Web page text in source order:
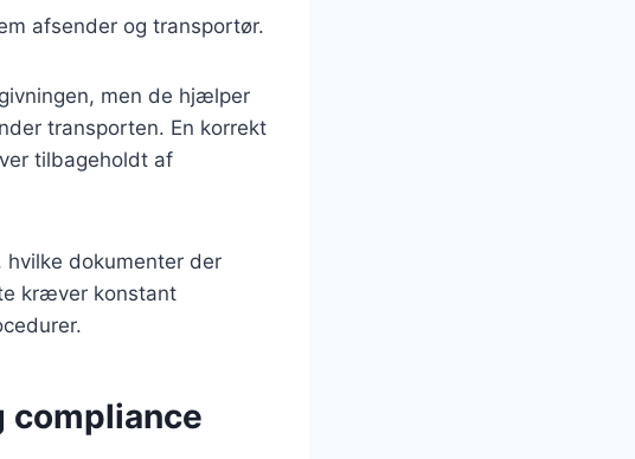
afsender og transportør.
men de hjælper
transporten. En korrekt
tilbageholdt af
dokumenter der
kræver konstant
compliance